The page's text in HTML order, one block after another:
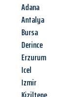
Adana
Antalya
Bursa
Derince
Erzurum
Icel
Izmir